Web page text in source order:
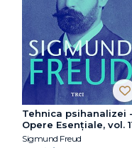
Tehnica psihanalizei -
Opere Esenţiale, vol.
Sigmund Freud